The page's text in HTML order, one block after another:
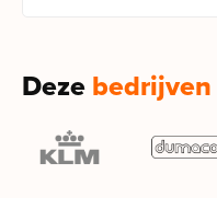
Dezebedrijven